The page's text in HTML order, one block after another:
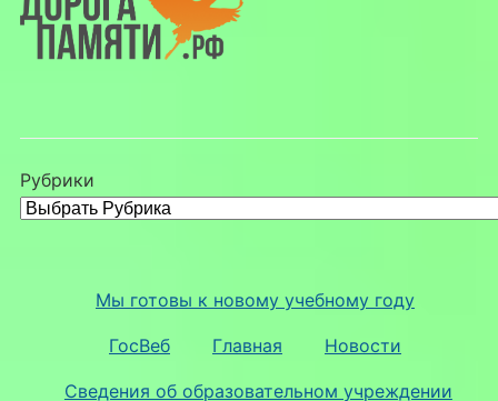
Рубрики
Мы готовы к новому учебному году
ГосВеб Главная Новости
Сведения об образовательном учреждении